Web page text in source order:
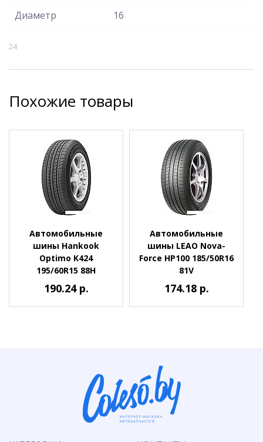
Диаметр
16
24
Похожие товары
Автомобильные
шины Hankook
Optimo K424
195/60R15 88H
190.24 р.
Автомобильные
шины LEAO Nova-
Force HP100 185/50R16
81V
174.18 р.